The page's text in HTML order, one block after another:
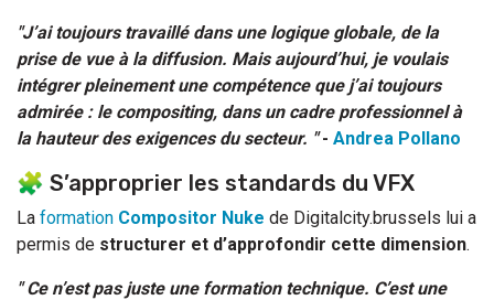
"J’ai toujours travaillé dans une logique globale, de la
prise de vue à la diffusion. Mais aujourd’hui, je voulais
intégrer pleinement une compétence que j’ai toujours
admirée : le compositing, dans un cadre professionnel à
la hauteur des exigences du secteur. "- Andrea Pollano
🧩 S’approprier les standards du VFX
La formation Compositor Nuke de Digitalcity.brussels lui a
permis de structurer et d’approfondir cette dimension.
" Ce n’est pas juste une formation technique. C’est une